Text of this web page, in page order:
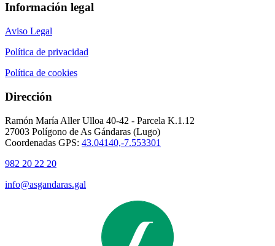
Información legal
Aviso Legal
Política de privacidad
Política de cookies
Dirección
Ramón María Aller Ulloa 40-42 - Parcela K.1.12
27003 Polígono de As Gándaras (Lugo)
Coordenadas GPS: 43.04140,-7.553301
982 20 22 20
info@asgandaras.gal